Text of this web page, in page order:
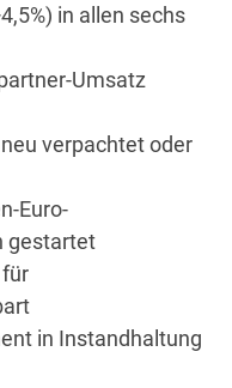
in allen sechs
Umsatz
verpachtet oder
Euro-
gestartet
in Instandhaltung